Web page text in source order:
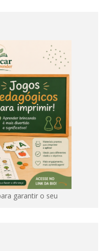
garantir o seu